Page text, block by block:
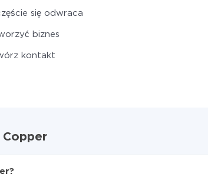
się odwraca
biznes
kontakt
Copper